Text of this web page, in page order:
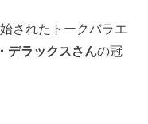
されたトークバラエ
デラックスさんの冠